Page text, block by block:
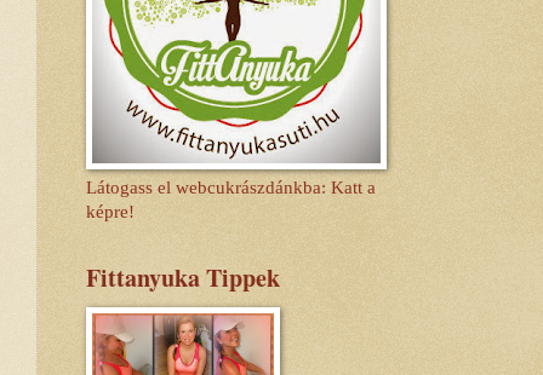
Látogass el webcukrászdánkba: Katt a
képre!
Fittanyuka Tippek